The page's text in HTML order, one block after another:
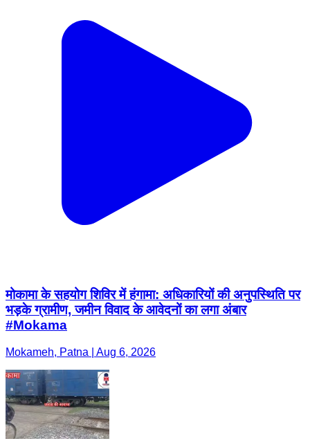
मोकामा के सहयोग शिविर में हंगामा: अधिकारियों की अनुपस्थिति पर
भड़के ग्रामीण, जमीन विवाद के आवेदनों का लगा अंबार
#Mokama
Mokameh, Patna | Aug 6, 2026